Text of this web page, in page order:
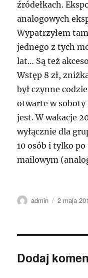
źródełkach.
analogowych
Wypatrzyłem
jednego z tych
lat… Są też
Wstęp 8 zł,
był czynne
otwarte w soboty
jest. W wakacje
wyłącznie dla
10 osób i tylko
mailowym
Autor
admin
Data
2 maja
Dodaj